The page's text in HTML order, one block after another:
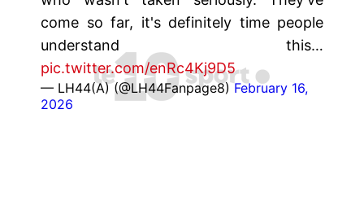
come so far, it's definitely time people
understand this…
pic.twitter.com/enRc4Kj9D5
— LH44(A) (@LH44Fanpage8)February 16,
2026